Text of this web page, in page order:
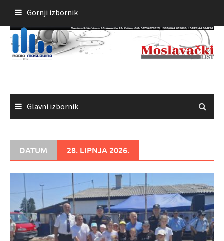
sadržaja
Gornji izbornik
Glavni izbornik
DATUM 28. LIPNJA 2026.